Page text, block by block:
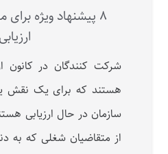
۸ پیشنهاد ویژه
ارزیابی
شرکت‌ کنندگان در کانون
هستند که برای یک
سازمان در حال ارزیابی
از متقاضیان شغلی که به